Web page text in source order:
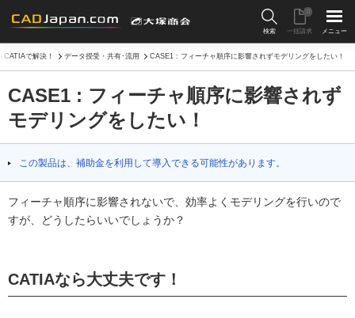
検索 一括請求
0
メニュー
CATIAで解決！ データ授受・共有･流用 CASE1 : フィーチャ順序に影響されずモデリングをしたい！
CASE1 : フィーチャ順序に影響されず
モデリングをしたい！
この製品は、補助金を利用して導入できる可能性があります。
フィーチャ順序に影響されないで、効率よくモデリングを行いので
すが、どうしたらいいでしょうか？
CATIAなら大丈夫です！